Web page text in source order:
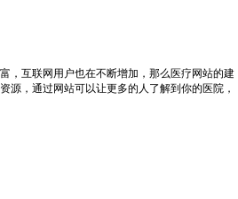
，互联网用户也在不断增加，那么医疗网站的建
源，通过网站可以让更多的人了解到你的医院，